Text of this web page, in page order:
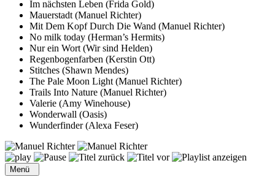
Im nächsten Leben (Frida Gold)
Mauerstadt (Manuel Richter)
Mit Dem Kopf Durch Die Wand (Manuel Richter)
No milk today (Herman’s Hermits)
Nur ein Wort (Wir sind Helden)
Regenbogenfarben (Kerstin Ott)
Stitches (Shawn Mendes)
The Pale Moon Light (Manuel Richter)
Trails Into Nature (Manuel Richter)
Valerie (Amy Winehouse)
Wonderwall (Oasis)
Wunderfinder (Alexa Feser)
Menü